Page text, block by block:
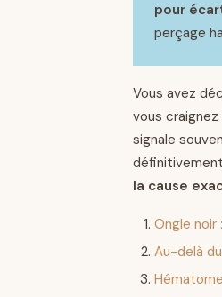
pour
perçage
Vous avez
vous
signale
la cause
Ongle
Au-delà